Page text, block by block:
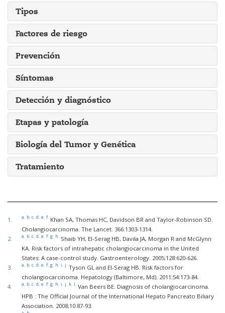
Tipos
Factores de riesgo
Prevención
Síntomas
Detección y diagnóstico
Etapas y patología
Biología del Tumor y Genética
Tratamiento
1. a. b. c. d. e. f. Khan SA, Thomas HC, Davidson BR and Taylor-Robinson SD.
Cholangiocarcinoma. The Lancet. 366:1303-1314.
2.
a. b. c. d. e. f. g. h. Shaib YH, El-Serag HB, Davila JA, Morgan R and McGlynn
KA. Risk factors of intrahepatic cholangiocarcinoma in the United
States: A case-control study. Gastroenterology. 2005;128:620-626.
3.
a. b. c. d. e. f. g. h. i. j. Tyson GL and El-Serag HB. Risk factors for
cholangiocarcinoma. Hepatology (Baltimore, Md). 2011;54:173-84.
4.
a. b. c. d. e. f. g. h. i. j. k. l. Van Beers BE. Diagnosis of cholangiocarcinoma.
HPB : The Official Journal of the International Hepato Pancreato Biliary
Association. 2008;10:87-93.